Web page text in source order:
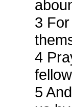
3
4
5